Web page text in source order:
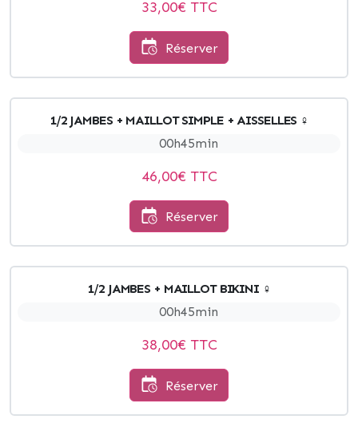
33,00€ TTC
Réserver
1/2 JAMBES + MAILLOT SIMPLE + AISSELLES ♀
00h45min
46,00€ TTC
Réserver
1/2 JAMBES + MAILLOT BIKINI ♀
00h45min
38,00€ TTC
Réserver